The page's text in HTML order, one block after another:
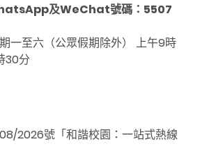
及WeChat號碼： 5507
一至六（公眾假期除外） 上午9時
30分
2026號「和諧校園：一站式熱線